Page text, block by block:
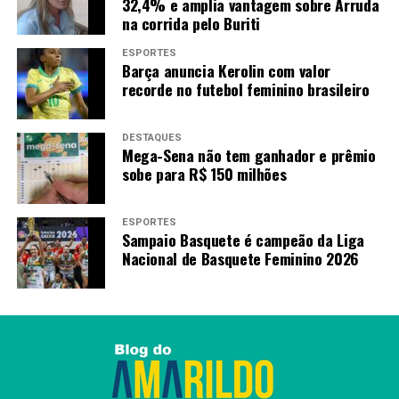
em sua 10ª edição
Amarildo Mota
na corrida pelo Buriti
ESPORTES
Barça anuncia Kerolin com valor
recorde no futebol feminino brasileiro
DESTAQUES
Mega-Sena não tem ganhador e prêmio
sobe para R$ 150 milhões
ESPORTES
Sampaio Basquete é campeão da Liga
Nacional de Basquete Feminino 2026